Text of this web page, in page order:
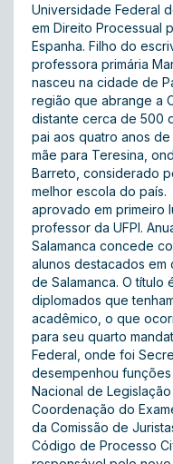
Universidade Federal
em Direito Processual
Espanha. Filho do
professora primária
nasceu na cidade de
região que abrange a
distante cerca de 500
pai aos quatro anos de
mãe para Teresina,
Barreto, considerado
melhor escola do
aprovado em primeiro
professor da UFPI.
Salamanca concede
alunos destacados em
de Salamanca. O
diplomados que
acadêmico, o que
para seu quarto
Federal, onde foi
desempenhou
Nacional de
Coordenação do
da Comissão de
Código de Processo